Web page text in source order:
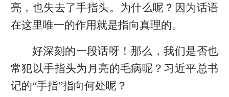
亮，也失去了手指头。为什么呢？因为话语
在这里唯一的作用就是指向真理的。
好深刻的一段话呀！那么，我们是否也
常犯以手指头为月亮的毛病呢？习近平总书
记的“手指”指向何处呢？